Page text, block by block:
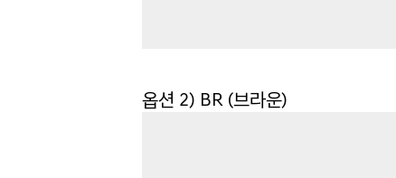
옵션 2) BR (브라운)